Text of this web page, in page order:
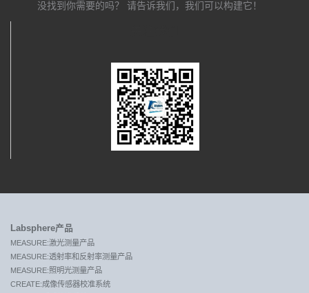
没找到你需要的吗？ 请告诉我们，我们可以构建它！
Labsphere产品
MEASURE:激光测量产品
MEASURE:透射率和反射率测量产品
MEASURE:照明光测量产品
CREATE:成像传感器校准系统